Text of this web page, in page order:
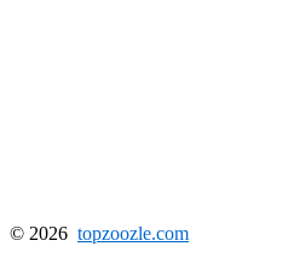
© 2026 topzoozle.com